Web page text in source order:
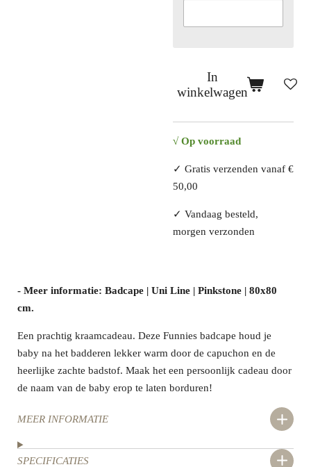
In
winkelwagen
√ Op voorraad
✓ Gratis verzenden vanaf €
50,00
✓ Vandaag besteld,
morgen verzonden
- Meer informatie: Badcape | Uni Line | Pinkstone | 80x80
cm.
Een prachtig kraamcadeau. Deze Funnies badcape houd je
baby na het badderen lekker warm door de capuchon en de
heerlijke zachte badstof. Maak het een persoonlijk cadeau door
de naam van de baby erop te laten borduren!
MEER INFORMATIE
SPECIFICATIES